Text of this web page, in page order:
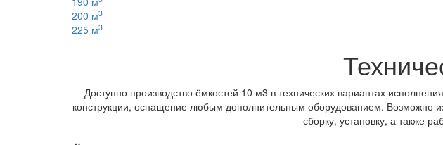
200 м3
225 м3
Доступно производство ёмкостей 10 м3 в технических вариантах
конструкции, оснащение любым дополнительным оборудованием. Возможно
сборку, установку, а также